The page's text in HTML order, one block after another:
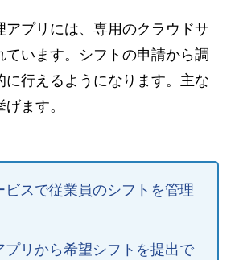
アプリには、専用のクラウドサ
ています。シフトの申請から調
に行えるようになります。主な
ます。
ビスで従業員のシフトを管理
プリから希望シフトを提出で